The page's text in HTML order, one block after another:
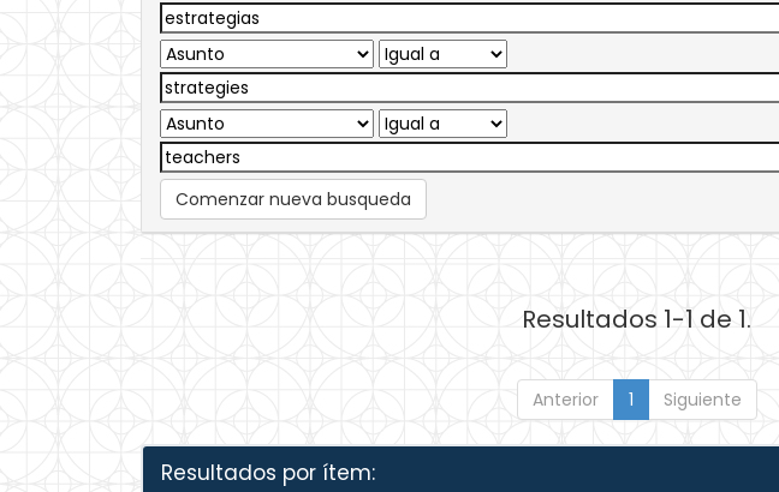
Comenzar nueva busqueda
Resultados 1-1 de 1.
Anterior 1 Siguiente
Resultados por ítem: